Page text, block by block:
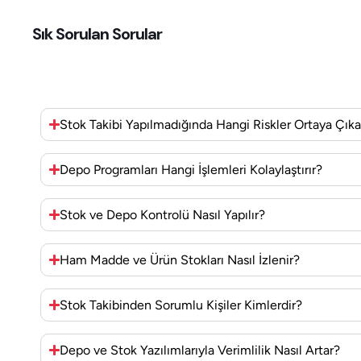
Sık SorulanSorular
Stok Takibi Yapılmadığında Hangi Riskler Ortaya
Depo Programları Hangi İşlemleri Kolaylaştırır?
Stok ve Depo Kontrolü Nasıl Yapılır?
Ham Madde ve Ürün Stokları Nasıl İzlenir?
Stok Takibinden Sorumlu Kişiler Kimlerdir?
Depo ve Stok Yazılımlarıyla Verimlilik Nasıl Artar?